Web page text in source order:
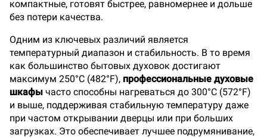
компактные, готовят быстрее, равномернее и дольше
без потери качества.
Одним из ключевых различий является
температурный диапазон и стабильность. В то время
как большинство бытовых духовок достигают
максимум 250°C (482°F), профессиональные духовые
шкафы часто способны нагреваться до 300°C (572°F)
и выше, поддерживая стабильную температуру даже
при частом открывании дверцы или при больших
загрузках. Это обеспечивает лучшее подрумянивание,